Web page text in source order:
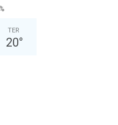
TER
20°